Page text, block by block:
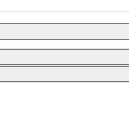
PO ÚT ST ČT
2 3 4 5